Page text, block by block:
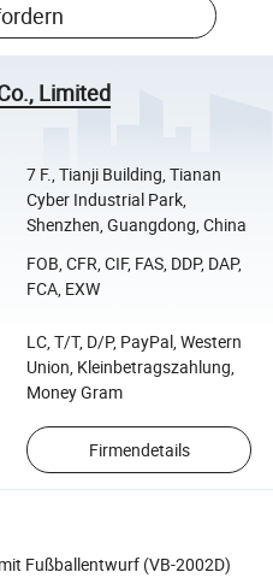
Limited
7 F., Tianji Building, Tianan
Cyber Industrial Park,
Shenzhen, Guangdong, China
FOB, CFR, CIF, FAS, DDP, DAP,
FCA, EXW
LC, T/T, D/P, PayPal, Western
Union, Kleinbetragszahlung,
Money Gram
Firmendetails
Fußballentwurf (VB-2002D)